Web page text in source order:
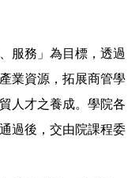
務」為目標，透過
業資源，拓展商管學
人才之養成。學院各
過後，交由院課程委